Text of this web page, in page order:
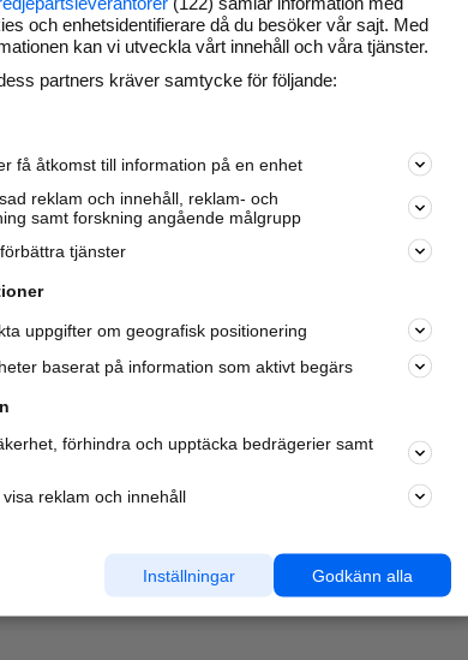
Marknadsför företaget på
nya kunder och
samarbetspartners nära dig.
Läs mer här
och enhetsidentifierare då du besöker vår sajt. Med
kan vi utveckla vårt innehåll och våra tjänster.
partners kräver samtycke för följande:
få åtkomst till information på en enhet
reklam och innehåll, reklam- och
samt forskning angående målgrupp
tjänster
uppgifter om geografisk positionering
baserat på information som aktivt begärs
förhindra och upptäcka bedrägerier samt
reklam och innehåll
Godkänn alla
Inställningar